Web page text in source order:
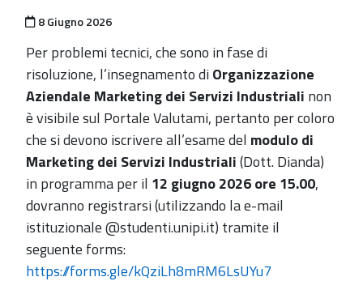
Pubblicato il
8 Giugno 2026
Per problemi tecnici, che sono in fase di
risoluzione, l’insegnamento diOrganizzazione
Aziendale Marketing dei Servizi Industriali non
è visibile sul Portale Valutami, pertanto per coloro
che si devono iscrivere all’esame del modulo di
Marketing dei Servizi Industriali(Dott. Dianda)
in programma per il 12 giugno 2026 ore 15.00,
dovranno registrarsi (utilizzando la e-mail
istituzionale @studenti.unipi.it) tramite il
seguente forms:
https://forms.gle/kQziLh8mRM6LsUYu7